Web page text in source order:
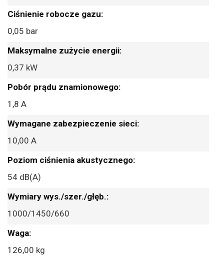
0,05 bar
0,37 kW
1,8 A
10,00 A
54 dB(A)
1000/1450/660
126,00 kg